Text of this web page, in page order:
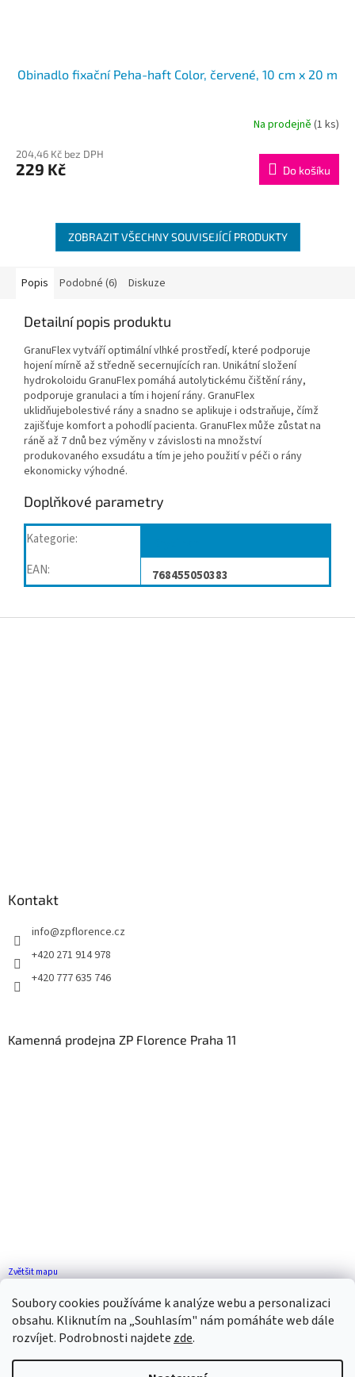
Soubory cookies používáme k analýze webu a personalizaci
obsahu. Kliknutím na „Souhlasím" nám pomáháte web dále
rozvíjet. Podrobnosti najdete zde.
Obinadlo fixační Peha-haft Color, červené, 10 cm x 20 m
Na prodejně (1 ks)
204,46 Kč bez DPH
229 Kč Do košíku
ZOBRAZIT VŠECHNY SOUVISEJÍCÍ PRODUKTY
Popis Podobné (6) Diskuze
Detailní popis produktu
GranuFlex vytváří optimální vlhké prostředí, které podporuje
hojení mírně až středně secernujících ran. Unikátní složení
hydrokoloidu GranuFlex pomáhá autolytickému čištění rány,
podporuje granulaci a tím i hojení rány. GranuFlex
uklidňujebolestivé rány a snadno se aplikuje i odstraňuje, čímž
zajišťuje komfort a pohodlí pacienta. GranuFlex může zůstat na
ráně až 7 dnů bez výměny v závislosti na množství
produkovaného exsudátu a tím je jeho použití v péči o rány
ekonomicky výhodné.
Doplňkové parametry
Kategorie:
EAN: 768455050383
Kontakt
info@zpflorence.cz
+420 271 914 978
+420 777 635 746
Kamenná prodejna ZP Florence Praha 11
Zvětšit mapu